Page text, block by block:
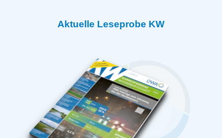
Aktuelle Leseprobe KW